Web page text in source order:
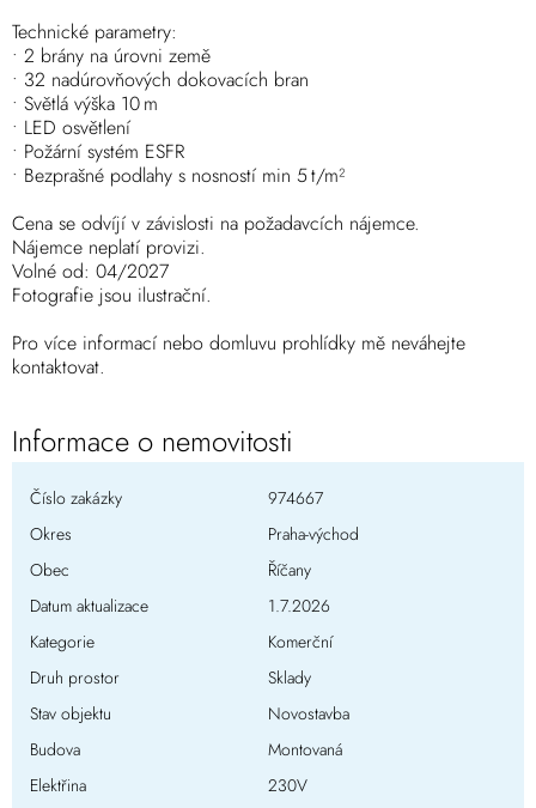
Technické parametry:
• 2 brány na úrovni země
• 32 nadúrovňových dokovacích bran
• Světlá výška 10 m
• LED osvětlení
• Požární systém ESFR
• Bezprašné podlahy s nosností min 5 t/m²
Cena se odvíjí v závislosti na požadavcích nájemce.
Nájemce neplatí provizi.
Volné od: 04/2027
Fotografie jsou ilustrační.
Pro více informací nebo domluvu prohlídky mě neváhejte
kontaktovat.
Informace o nemovitosti
Číslo zakázky
974667
Okres
Praha-východ
Obec
Říčany
Datum aktualizace
1.7.2026
Kategorie
Komerční
Druh prostor
Sklady
Stav objektu
Novostavba
Budova
Montovaná
Elektřina
230V